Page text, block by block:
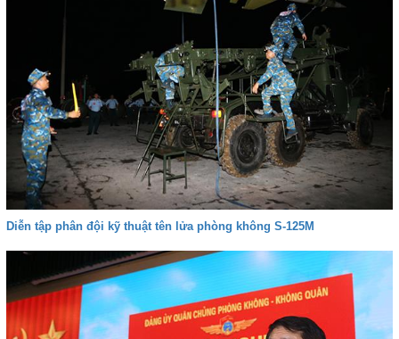
Diễn tập phân đội kỹ thuật tên lửa phòng không S-125M